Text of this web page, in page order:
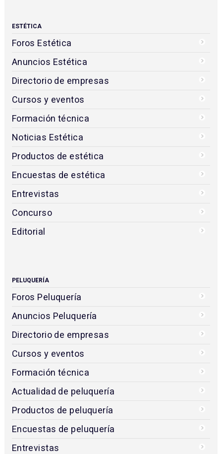
ESTÉTICA
Foros Estética
Anuncios Estética
Directorio de empresas
Cursos y eventos
Formación técnica
Noticias Estética
Productos de estética
Encuestas de estética
Entrevistas
Concurso
Editorial
PELUQUERÍA
Foros Peluquería
Anuncios Peluquería
Directorio de empresas
Cursos y eventos
Formación técnica
Actualidad de peluquería
Productos de peluquería
Encuestas de peluquería
Entrevistas